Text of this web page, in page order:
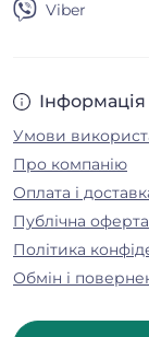
Інформація
Умови
Про компанію
Оплата і
Публічна оферта
Політика
Обмін і
Viber